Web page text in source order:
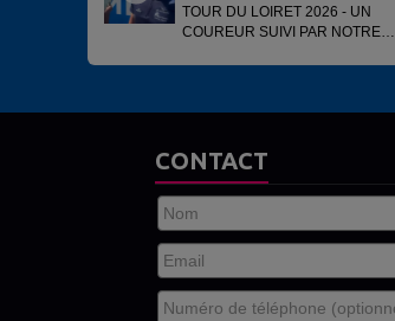
TOUR DU LOIRET 2026 - UN
COUREUR SUIVI PAR NOTRE
CONTACT